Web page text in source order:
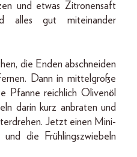
und etwas Zitronensaft
alles gut miteinander
die Enden abschneiden
Dann in mittelgroße
Pfanne reichlich Olivenöl
darin kurz anbraten und
Jetzt einen Mini-
die Frühlingszwiebeln